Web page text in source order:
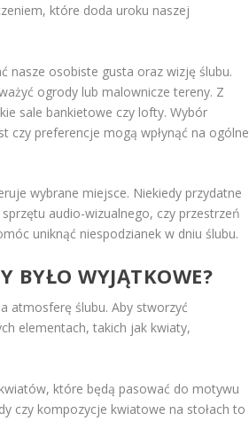
które doda uroku naszej
nasze osobiste gusta oraz wizję ślubu.
ogrody lub malownicze tereny. Z
sale bankietowe czy lofty. Wybór
czy preferencje mogą wpłynąć na ogólne
wybrane miejsce. Niekiedy przydatne
audio-wizualnego, czy przestrzeń
uniknąć niespodzianek w dniu ślubu.
BYŁO WYJĄTKOWE?
atmosferę ślubu. Aby stworzyć
elementach, takich jak kwiaty,
które będą pasować do motywu
czy kompozycje kwiatowe na stołach to